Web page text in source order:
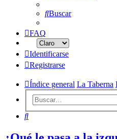
Buscar
FAQ
Identificarse
Registrarse
Índice general La Taberna
Buscar